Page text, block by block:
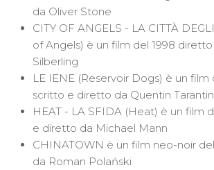
da Oliver Stone
CITY OF ANGELS - LA CITTÀ
of Angels) è un film del 1998
Silberling
LE IENE (Reservoir Dogs) è un film
scritto e diretto da Quentin
HEAT - LA SFIDA (Heat) è un film
e diretto da Michael Mann
CHINATOWN è un film neo-noir
da Roman Polański